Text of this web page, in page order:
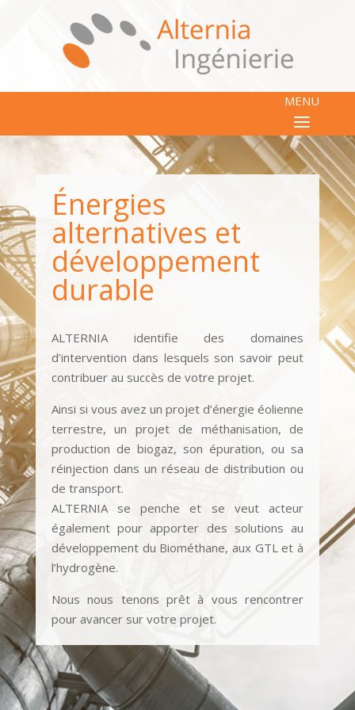
MENU
Énergies
alternatives et
développement
durable
ALTERNIA identifie des domaines
d’intervention dans lesquels son savoir peut
contribuer au succès de votre projet.
Ainsi si vous avez un projet d’énergie éolienne
terrestre, un projet de méthanisation, de
production de biogaz, son épuration, ou sa
réinjection dans un réseau de distribution ou
de transport.
ALTERNIA se penche et se veut acteur
également pour apporter des solutions au
développement du Biométhane, aux GTL et à
l’hydrogène.
Nous nous tenons prêt à vous rencontrer
pour avancer sur votre projet.